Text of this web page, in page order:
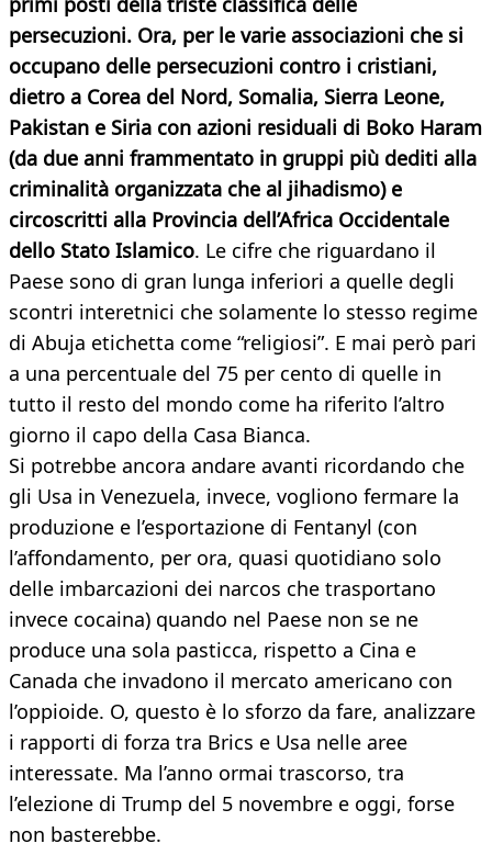
persecuzioni. Ora, per le varie associazioni che si
occupano delle persecuzioni contro i cristiani,
dietro a Corea del Nord, Somalia, Sierra Leone,
Pakistan e Siria con azioni residuali di Boko Haram
(da due anni frammentato in gruppi più dediti alla
criminalità organizzata che al jihadismo) e
circoscritti alla Provincia dell’Africa Occidentale
dello Stato Islamico. Le cifre che riguardano il
Paese sono di gran lunga inferiori a quelle degli
scontri interetnici che solamente lo stesso regime
di Abuja etichetta come “religiosi”. E mai però pari
a una percentuale del 75 per cento di quelle in
tutto il resto del mondo come ha riferito l’altro
giorno il capo della Casa Bianca.
Si potrebbe ancora andare avanti ricordando che
gli Usa in Venezuela, invece, vogliono fermare la
produzione e l’esportazione di Fentanyl (con
l’affondamento, per ora, quasi quotidiano solo
delle imbarcazioni dei narcos che trasportano
invece cocaina) quando nel Paese non se ne
produce una sola pasticca, rispetto a Cina e
Canada che invadono il mercato americano con
l’oppioide. O, questo è lo sforzo da fare, analizzare
i rapporti di forza tra Brics e Usa nelle aree
interessate. Ma l’anno ormai trascorso, tra
l’elezione di Trump del 5 novembre e oggi, forse
non basterebbe.